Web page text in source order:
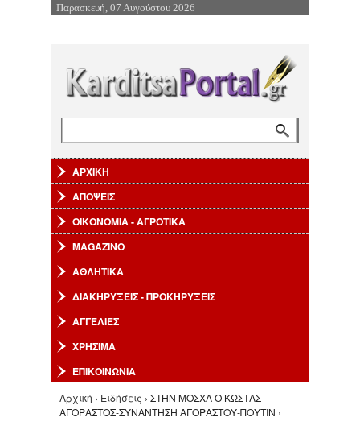
Επιστροφή στην Πλοήγηση
Παρασκευή, 07 Αυγούστου 2026
ΑΡΧΙΚΗ
ΑΠΟΨΕΙΣ
ΟΙΚΟΝΟΜΙΑ - ΑΓΡΟΤΙΚΑ
MAGAZINO
ΑΘΛΗΤΙΚΑ
ΔΙΑΚΗΡΥΞΕΙΣ - ΠΡΟΚΗΡΥΞΕΙΣ
ΑΓΓΕΛΙΕΣ
ΧΡΗΣΙΜΑ
ΕΠΙΚΟΙΝΩΝΙΑ
Είστε εδώ
Αρχική › Ειδήσεις › ΣΤΗΝ ΜΟΣΧΑ Ο ΚΩΣΤΑΣ
ΑΓΟΡΑΣΤΟΣ-ΣΥΝΑΝΤΗΣΗ ΑΓΟΡΑΣΤΟΥ-ΠΟΥΤΙΝ ›